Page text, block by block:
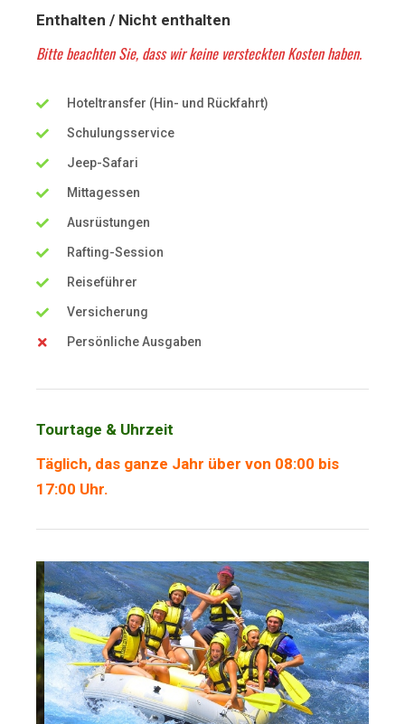
Enthalten / Nicht enthalten
Bitte beachten Sie, dass wir keine versteckten Kosten haben.
Hoteltransfer (Hin- und Rückfahrt)
Schulungsservice
Jeep-Safari
Mittagessen
Ausrüstungen
Rafting-Session
Reiseführer
Versicherung
Persönliche Ausgaben
Tourtage & Uhrzeit
Täglich, das ganze Jahr über von 08:00 bis
17:00 Uhr.